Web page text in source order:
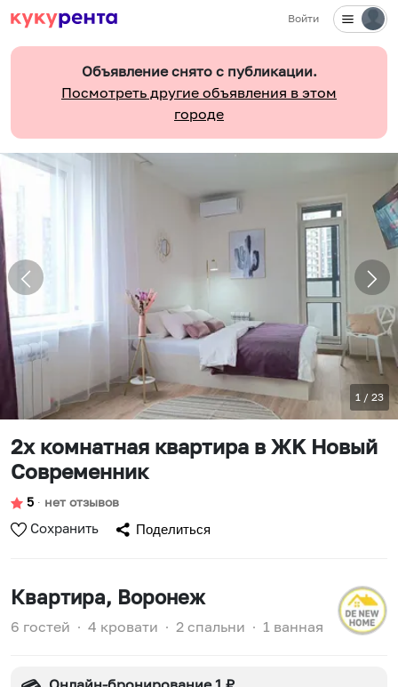
Войти
Объявление снято с публикации.
Посмотреть другие объявления в этом
городе
1 / 23
2х комнатная квартира в ЖK Новый
Современник
5 ∙ нет отзывов
Сохранить Поделиться
Квартира, Воронеж
6 гостей ∙ 4 кровати ∙ 2 спальни ∙ 1 ванная